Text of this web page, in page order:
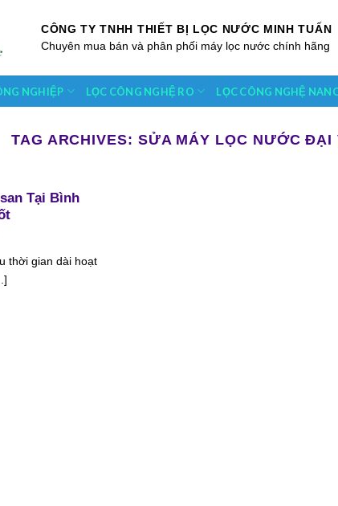
CÔNG TY TNHH THIẾT BỊ LỌC NƯỚC MINH TUẤN
Chuyên mua bán và phân phối máy lọc nước chính hãng
NGHIỆP LỌC CÔNG NGHỆ RO LỌC CÔNG NGHỆ
TAG ARCHIVES: SỬA MÁY LỌC NƯỚC ĐẠI
Tại Bình
thời gian dài hoạt